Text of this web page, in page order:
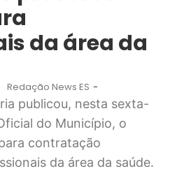
da área da
Redação News ES -
publicou, nesta sexta-
do Município, o
contratação
da área da saúde.